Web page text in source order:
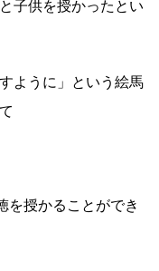
子供を授かったとい
ように」という絵馬
を授かることができ